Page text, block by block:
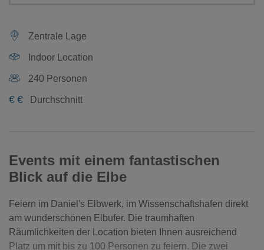
Zentrale Lage
Indoor Location
240 Personen
€ € Durchschnitt
Events mit einem fantastischen
Blick auf die Elbe
Feiern im Daniel's Elbwerk, im Wissenschaftshafen direkt
am wunderschönen Elbufer. Die traumhaften
Räumlichkeiten der Location bieten Ihnen ausreichend
Platz um mit bis zu 100 Personen zu feiern. Die zwei